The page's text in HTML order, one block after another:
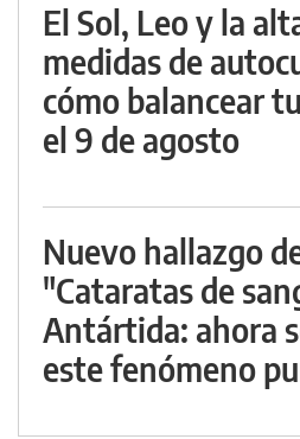
El Sol, Leo y la
medidas de
cómo balancear
el 9 de agosto
Nuevo hallazgo
"Cataratas de
Antártida: ahora
este fenómeno